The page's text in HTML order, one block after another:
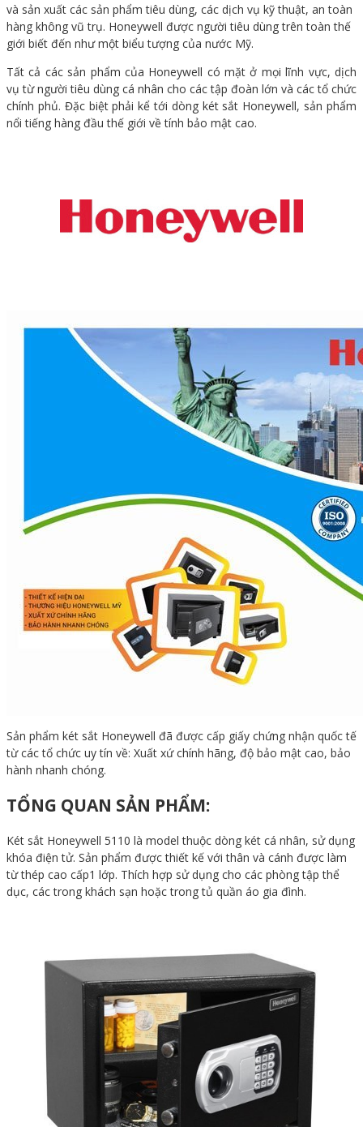
và sản xuất các sản phẩm tiêu dùng, các dịch vụ kỹ thuật, an toàn
hàng không vũ trụ. Honeywell được người tiêu dùng trên toàn thế
giới biết đến như một biểu tượng của nước Mỹ.
Tất cả các sản phẩm của Honeywell có mặt ở mọi lĩnh vực, dịch
vụ từ người tiêu dùng cá nhân cho các tập đoàn lớn và các tổ chức
chính phủ. Đặc biệt phải kể tới dòng két sắt Honeywell, sản phẩm
nổi tiếng hàng đầu thế giới về tính bảo mật cao.
Sản phẩm két sắt Honeywell đã được cấp giấy chứng nhận quốc tế
từ các tổ chức uy tín về: Xuất xứ chính hãng, độ bảo mật cao, bảo
hành nhanh chóng.
TỔNG QUAN SẢN PHẨM:
Két sắt Honeywell 5110 là model thuộc dòng két cá nhân, sử dụng
khóa điện tử. Sản phẩm được thiết kế với thân và cánh được làm
từ thép cao cấp1 lớp. Thích hợp sử dụng cho các phòng tập thể
dục, các trong khách sạn hoặc trong tủ quần áo gia đình.